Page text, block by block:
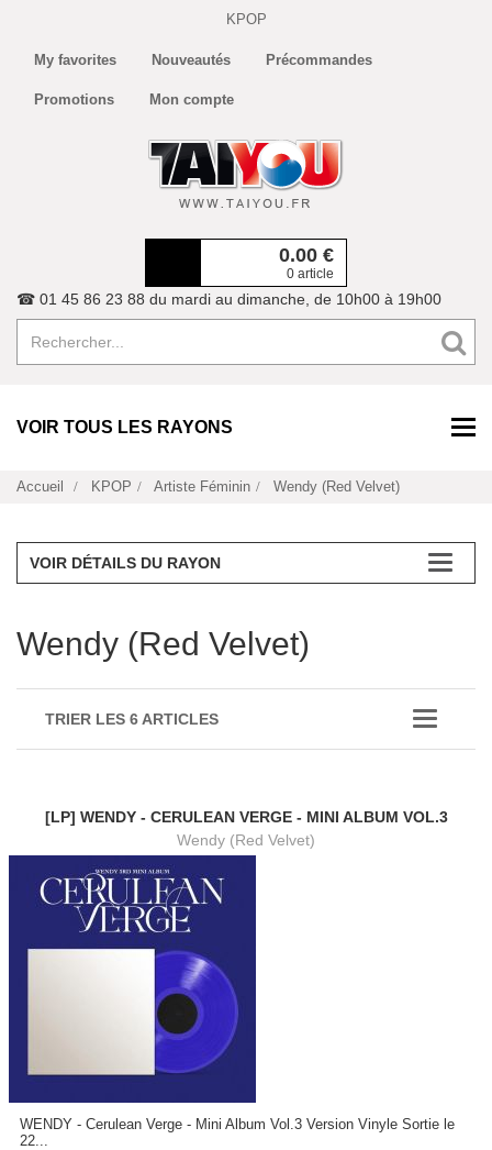
KPOP
My favorites Nouveautés Précommandes
Promotions Mon compte
0.00 €
0 article
☎ 01 45 86 23 88 du mardi au dimanche, de 10h00 à 19h00
VOIR TOUS LES RAYONS
Accueil KPOP Artiste Féminin Wendy (Red Velvet)
VOIR DÉTAILS DU RAYON
Wendy (Red Velvet)
TRIER LES 6 ARTICLES
[LP] WENDY - CERULEAN VERGE - MINI ALBUM VOL.3
Wendy (Red Velvet)
WENDY - Cerulean Verge - Mini Album Vol.3 Version Vinyle Sortie le
22...